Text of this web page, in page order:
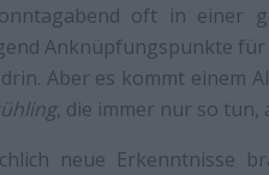
oft in einer
Anknüpfungspunkte
Aber es kommt einem
, die immer nur so tun,
neue Erkenntnisse